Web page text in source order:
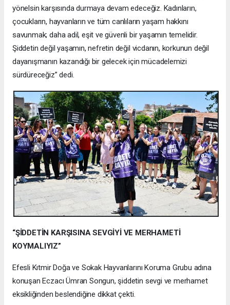
yönelsin karşısında durmaya devam edeceğiz. Kadınların,
çocukların, hayvanların ve tüm canlıların yaşam hakkını
savunmak; daha adil, eşit ve güvenli bir yaşamın temelidir.
Şiddetin değil yaşamın, nefretin değil vicdanın, korkunun değil
dayanışmanın kazandığı bir gelecek için mücadelemizi
sürdüreceğiz” dedi.
“ŞİDDETİN KARŞISINA SEVGİYİ VE MERHAMETİ
KOYMALIYIZ”
Efesli Kıtmir Doğa ve Sokak Hayvanlarını Koruma Grubu adına
konuşan Eczacı Ümran Songun, şiddetin sevgi ve merhamet
eksikliğinden beslendiğine dikkat çekti.